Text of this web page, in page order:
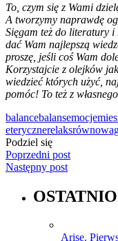
To, czym się z Wami
A tworzymy naprawdę
Sięgam też do literatury
dać Wam najlepszą
proszę, jeśli coś Wam
Korzystajcie z olejków
wiedzieć których użyć,
pomóc! To też z
balancebalansemocje
eterycznerelaks
Podziel się
Poprzedni post
Następny post
Arise.